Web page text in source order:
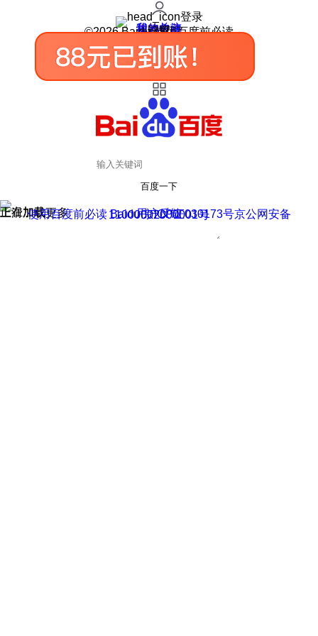
登录
我的关注
我的收藏
皮肤中心
用户反馈
设置
©2026 Baidu 使用百度前必读
百度一下
正在加载
上滑加载更多 用户反馈
使用百度前必读 Baidu 京ICP证030173号
京公网安备11000002000001号